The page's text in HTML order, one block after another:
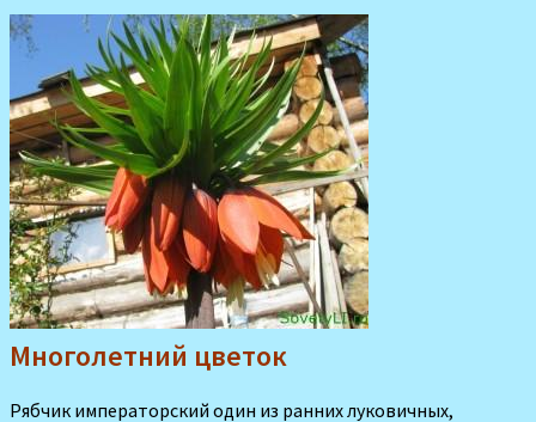
Многолетний цветок
Рябчик императорский один из ранних луковичных,